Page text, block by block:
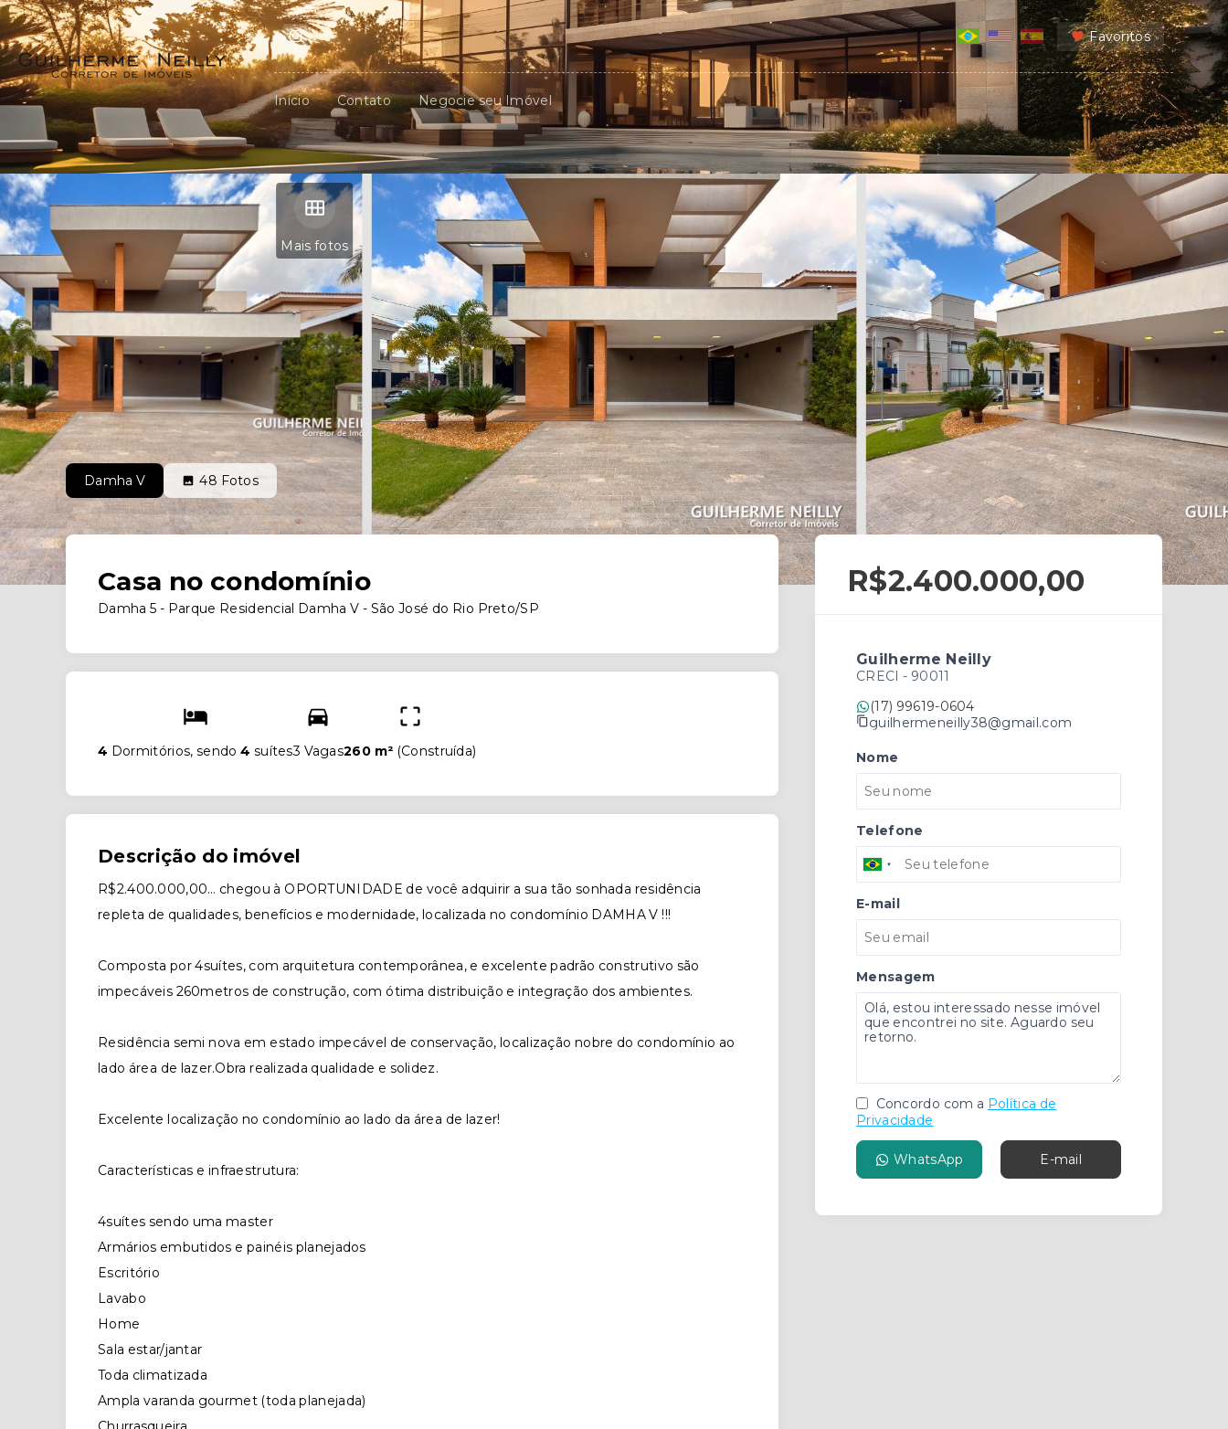
Favoritos
Início Contato Negocie seu Imóvel
Mais fotos
Damha V 48 Fotos
Casa no condomínio
Damha 5 - Parque Residencial Damha V - São José do Rio Preto/SP
4 Dormitórios, sendo4 suítes3 Vagas260 m² (Construída)
Descrição do imóvel
R$2.400.000,00… chegou à OPORTUNIDADE de você adquirir a sua tão sonhada residência
repleta de qualidades, benefícios e modernidade, localizada no condomínio DAMHA V !!!
Composta por 4suítes, com arquitetura contemporânea, e excelente padrão construtivo são
impecáveis 260metros de construção, com ótima distribuição e integração dos ambientes.
Residência semi nova em estado impecável de conservação, localização nobre do condomínio ao
lado área de lazer.Obra realizada qualidade e solidez.
Excelente localização no condomínio ao lado da área de lazer!
Características e infraestrutura:
4suítes sendo uma master
Armários embutidos e painéis planejados
Escritório
Lavabo
Home
Sala estar/jantar
Toda climatizada
Ampla varanda gourmet (toda planejada)
R$2.400.000,00
Guilherme Neilly
CRECI - 90011
(17) 99619-0604
guilhermeneilly38@gmail.com
Nome
Telefone
E-mail
Mensagem
Concordo com a Política de
Privacidade
WhatsApp E-mail